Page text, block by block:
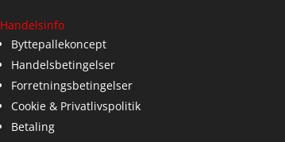
Handelsinfo
Byttepallekoncept
Handelsbetingelser
Forretningsbetingelser
Cookie & Privatlivspolitik
Betaling